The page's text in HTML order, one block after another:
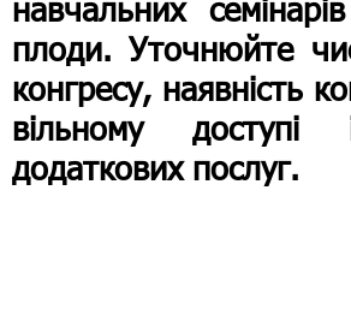
навчальних
плоди. Уточнюйте
конгресу, наявність
вільному доступі
додаткових послуг.